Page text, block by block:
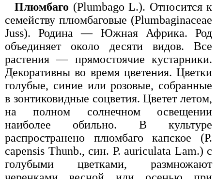
Плюмбаго (Plumbago L.). Относится к
семейству плюмбаговые (Plumbaginaceae
Juss). Родина — Южная Африка. Род
объединяет около десяти видов. Все
растения — прямостоячие кустарники.
Декоративны во время цветения. Цветки
голубые, синие или розовые, собранные
в зонтиковидные соцветия. Цветет летом,
на полном солнечном освещении
наиболее обильно. В культуре
распространено плюмбаго капское (P.
capensis Thunb., син. P. auriculata Lam.) с
голубыми цветками, размножают